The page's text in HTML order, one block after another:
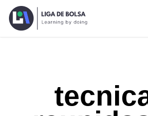
Skip